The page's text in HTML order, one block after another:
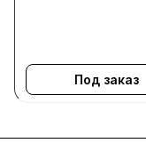
Под заказ